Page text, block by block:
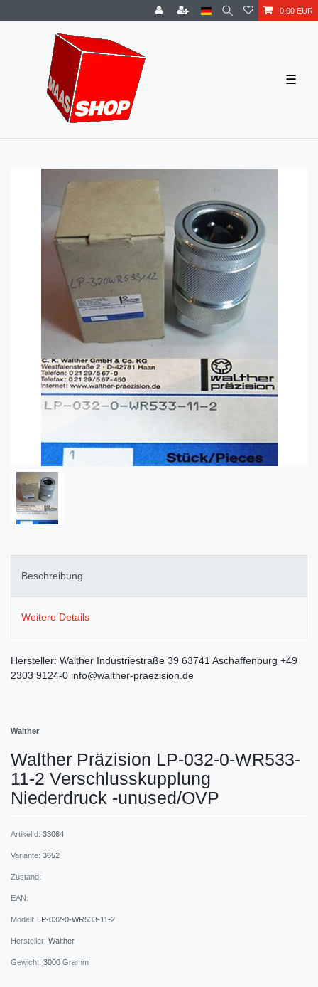
0,00 EUR
☰
Beschreibung
Weitere Details
Hersteller: Walther Industriestraße 39 63741Aschaffenburg +49
2303 9124-0 info@walther-praezision.de
Walther
Walther Präzision LP-032-0-WR533-
11-2 Verschlusskupplung
Niederdruck -unused/OVP
ArtikelId: 33064
Variante: 3652
Zustand:
EAN:
Modell: LP-032-0-WR533-11-2
Hersteller: Walther
Gewicht: 3000 Gramm